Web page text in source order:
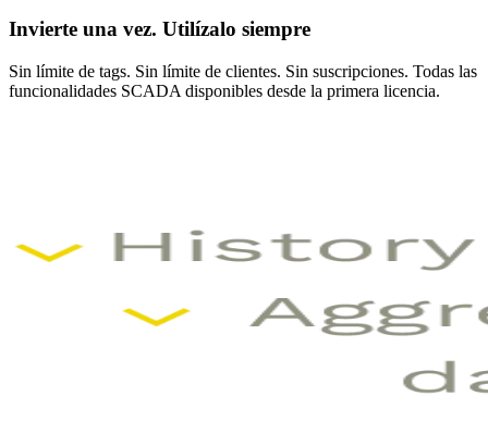
Invierte una vez. Utilízalo siempre
Sin límite de tags. Sin límite de clientes. Sin suscripciones. Todas las
funcionalidades SCADA disponibles desde la primera licencia.